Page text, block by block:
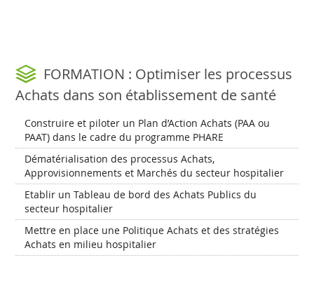
FORMATION : Optimiser les processus
Achats dans son établissement de santé
Construire et piloter un Plan d’Action Achats (PAA ou
PAAT) dans le cadre du programme PHARE
Dématérialisation des processus Achats,
Approvisionnements et Marchés du secteur hospitalier
Etablir un Tableau de bord des Achats Publics du
secteur hospitalier
Mettre en place une Politique Achats et des stratégies
Achats en milieu hospitalier